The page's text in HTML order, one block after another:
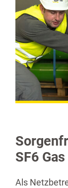
SF6 Gas
Als